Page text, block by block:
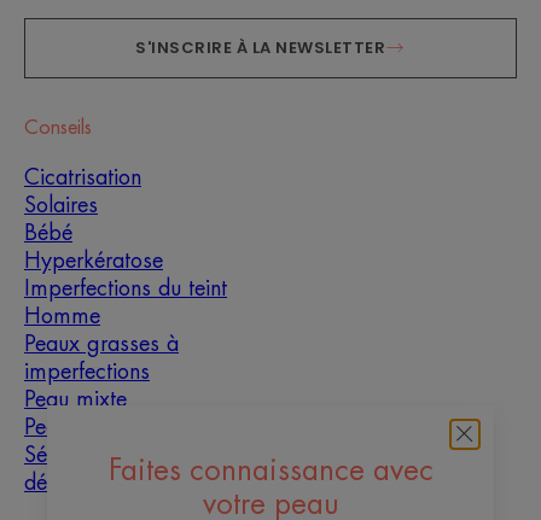
Faites connaissance avec
votre peau
S'INSCRIRE À LA NEWSLETTER
Conseils
Cicatrisation
Solaires
Bébé
Hyperkératose
Imperfections du teint
Homme
Peaux grasses à
imperfections
Peau mixte
Peau sèche
Sécheresse et
déshydratation